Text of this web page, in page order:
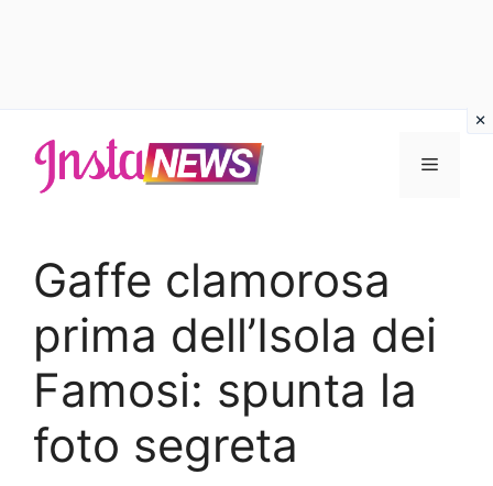
contenuto
Menu
Gaffe clamorosa
prima dell’Isola dei
Famosi: spunta la
foto segreta